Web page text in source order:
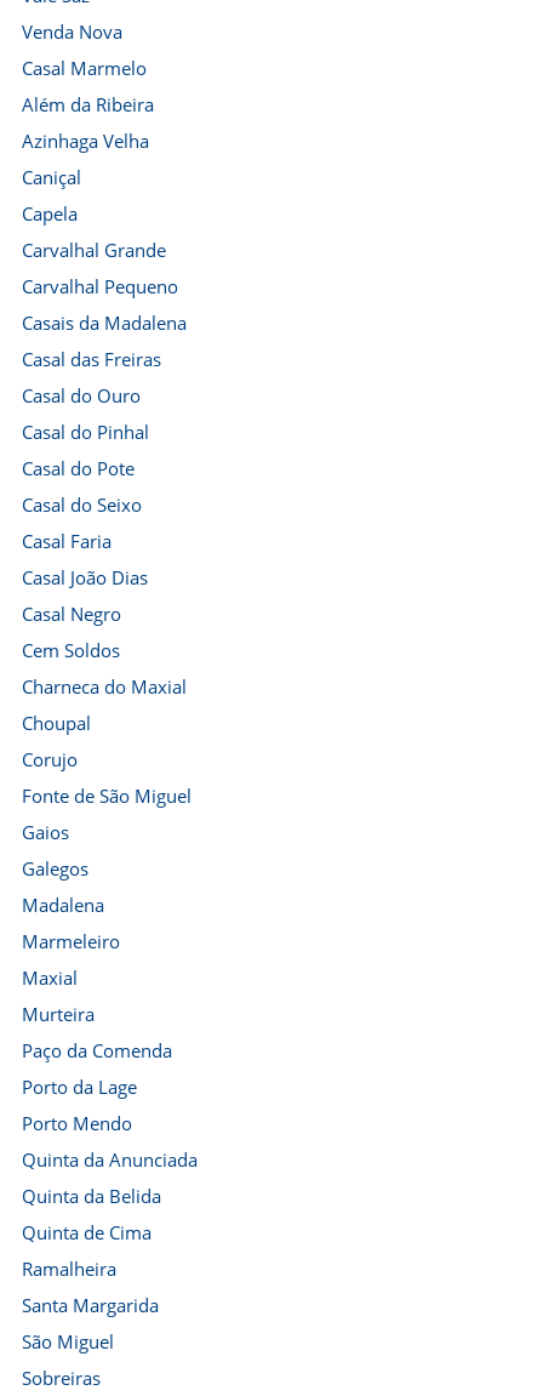
Venda Nova
Casal Marmelo
Além da Ribeira
Azinhaga Velha
Caniçal
Capela
Carvalhal Grande
Carvalhal Pequeno
Casais da Madalena
Casal das Freiras
Casal do Ouro
Casal do Pinhal
Casal do Pote
Casal do Seixo
Casal Faria
Casal João Dias
Casal Negro
Cem Soldos
Charneca do Maxial
Choupal
Corujo
Fonte de São Miguel
Gaios
Galegos
Madalena
Marmeleiro
Maxial
Murteira
Paço da Comenda
Porto da Lage
Porto Mendo
Quinta da Anunciada
Quinta da Belida
Quinta de Cima
Ramalheira
Santa Margarida
São Miguel
Sobreiras